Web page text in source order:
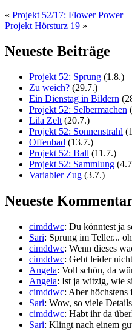
« Projekt 52/17: Flower Power
Projekt Hörsturz 19 »
Neueste Beiträge
Projekt 52: Sprung (1.8.)
Zu weich? (29.7.)
Ein Dienstag in Bildern
Projekt 52: Selbermachen
Lila Zelt (20.7.)
Projekt 52: Sonnenstrahl
Offenbad (13.7.)
Projekt 52: Ball (11.7.)
Projekt 52: Sammlung
Variabler Zug (3.7.)
Neueste
cimddwc: Du könntest ja
Sari: Sprung im Teller...
cimddwc: Wenn dieses
cimddwc: Geht leider
Angela: Voll schön, da
Angela: Ist ja witzig, wie
cimddwc: Aber
Sari: Wow, so viele
cimddwc: Habt ihr da
Sari: Klingt nach einem